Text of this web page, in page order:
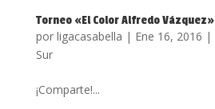
Torneo «El Color Alfredo Vázquez»
por ligacasabella | Ene 16, 2016 |
Sur
¡Comparte!...